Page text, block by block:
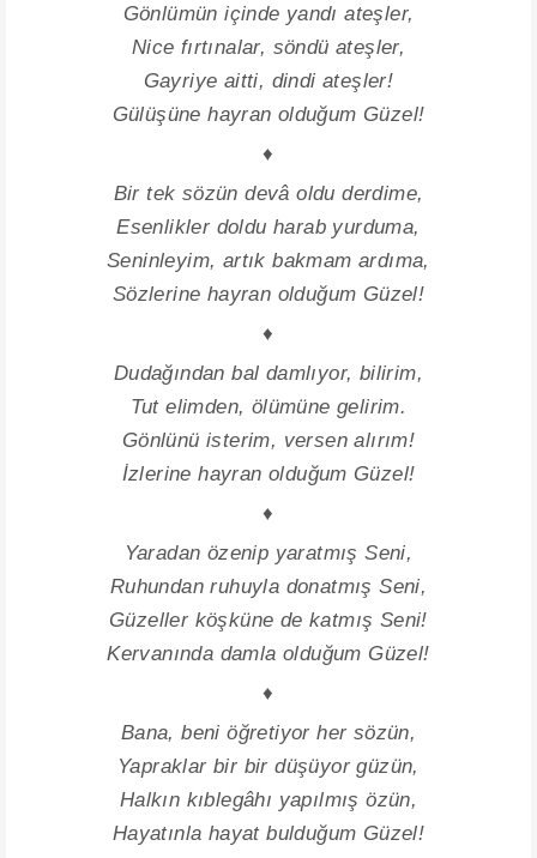
Gönlümün içinde yandı ateşler,
Nice fırtınalar, söndü ateşler,
Gayriye aitti, dindi ateşler!
Gülüşüne hayran olduğum Güzel!
♦
Bir tek sözün devâ oldu derdime,
Esenlikler doldu harab yurduma,
Seninleyim, artık bakmam ardıma,
Sözlerine hayran olduğum Güzel!
♦
Dudağından bal damlıyor, bilirim,
Tut elimden, ölümüne gelirim.
Gönlünü isterim, versen alırım!
İzlerine hayran olduğum Güzel!
♦
Yaradan özenip yaratmış Seni,
Ruhundan ruhuyla donatmış Seni,
Güzeller köşküne de katmış Seni!
Kervanında damla olduğum Güzel!
♦
Bana, beni öğretiyor her sözün,
Yapraklar bir bir düşüyor güzün,
Halkın kıblegâhı yapılmış özün,
Hayatınla hayat bulduğum Güzel!